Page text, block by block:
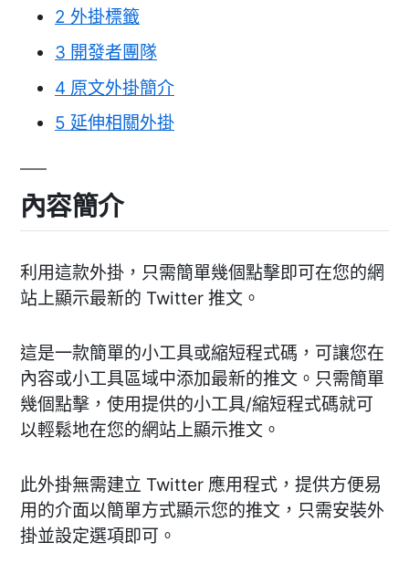
2 外掛標籤
3 開發者團隊
4 原文外掛簡介
5 延伸相關外掛
內容簡介
利用這款外掛，只需簡單幾個點擊即可在您的網
站上顯示最新的 Twitter 推文。
這是一款簡單的小工具或縮短程式碼，可讓您在
內容或小工具區域中添加最新的推文。只需簡單
幾個點擊，使用提供的小工具/縮短程式碼就可
以輕鬆地在您的網站上顯示推文。
此外掛無需建立 Twitter 應用程式，提供方便易
用的介面以簡單方式顯示您的推文，只需安裝外
掛並設定選項即可。